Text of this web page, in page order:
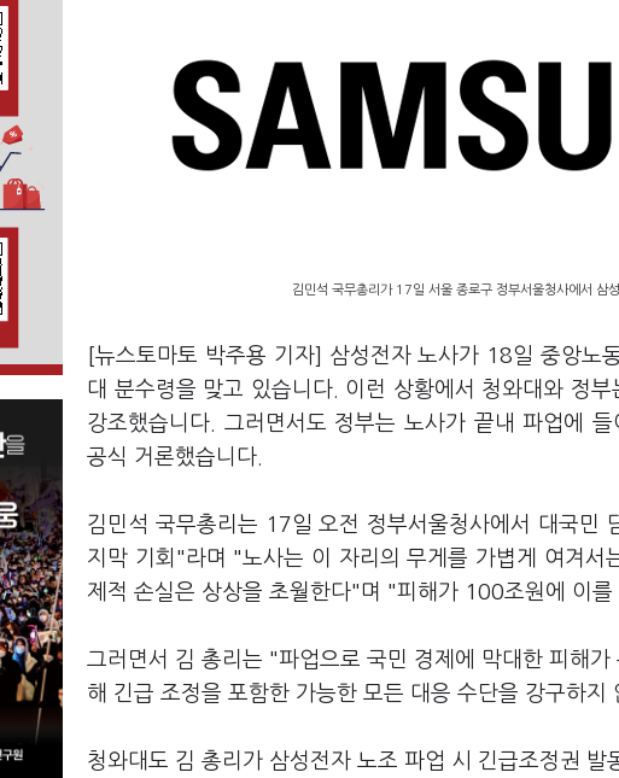
김민석 국무총리가 17일 서울 종로구 정부서울청사에서 삼
[뉴스토마토 박주용 기자] 삼성전자 노사가 18일 중앙노
대 분수령을 맞고 있습니다. 이런 상황에서 청와대와 정
강조했습니다. 그러면서도 정부는 노사가 끝내 파업에
공식 거론했습니다.
김민석 국무총리는 17일 오전 정부서울청사에서 대국
지막 기회"라며 "노사는 이 자리의 무게를 가볍게 여겨
제적 손실은 상상을 초월한다"며 "피해가 100조원에 이
그러면서 김 총리는 "파업으로 국민 경제에 막대한 피해
해 긴급 조정을 포함한 가능한 모든 대응 수단을 강구하
청와대도 김 총리가 삼성전자 노조 파업 시 긴급조정권